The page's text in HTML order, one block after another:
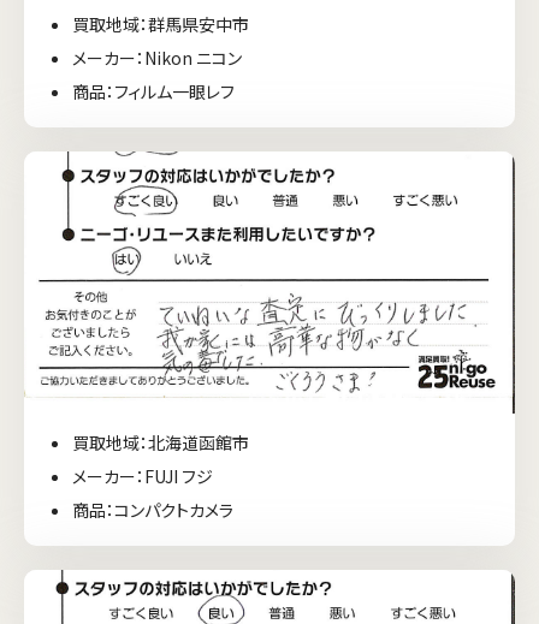
買取地域：群馬県安中市
メーカー：Nikon ニコン
商品：フィルム一眼レフ
買取地域：北海道函館市
メーカー：FUJI フジ
商品：コンパクトカメラ